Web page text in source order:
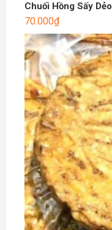
Chuối Hồng Sấy Dẻo
70.000₫